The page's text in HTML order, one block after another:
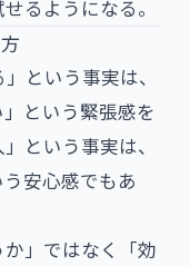
るようになる。
という事実は、
という緊張感を
という事実は、
安心感でもあ
」ではなく「効